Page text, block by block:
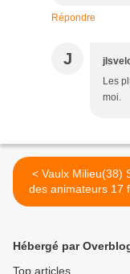
Répondre
J
Les
moi.
< Vaulx Milieu(38) Sortie
des animateurs 17 février
2016
Hébergé par
Top articles